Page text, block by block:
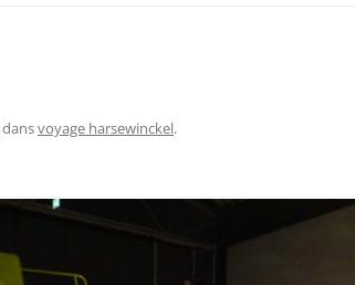
dansvoyage harsewinckel.